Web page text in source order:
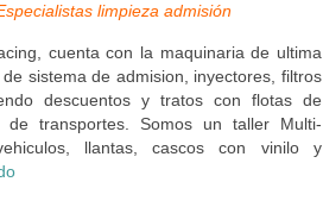
limpieza admisión
cuenta con la maquinaria de ultima
sistema de admision, inyectores, filtros
descuentos y tratos con flotas de
de transportes. Somos un taller Multi-
llantas, cascos con vinilo y